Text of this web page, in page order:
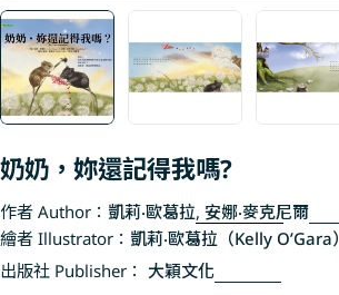
奶奶，妳還記得我嗎?
作者 Author： 凱莉‧歐葛拉, 安娜‧麥克尼爾
繪者 Illustrator： 凱莉‧歐葛拉（Kelly O’Gara）
出版社 Publisher： 大穎文化